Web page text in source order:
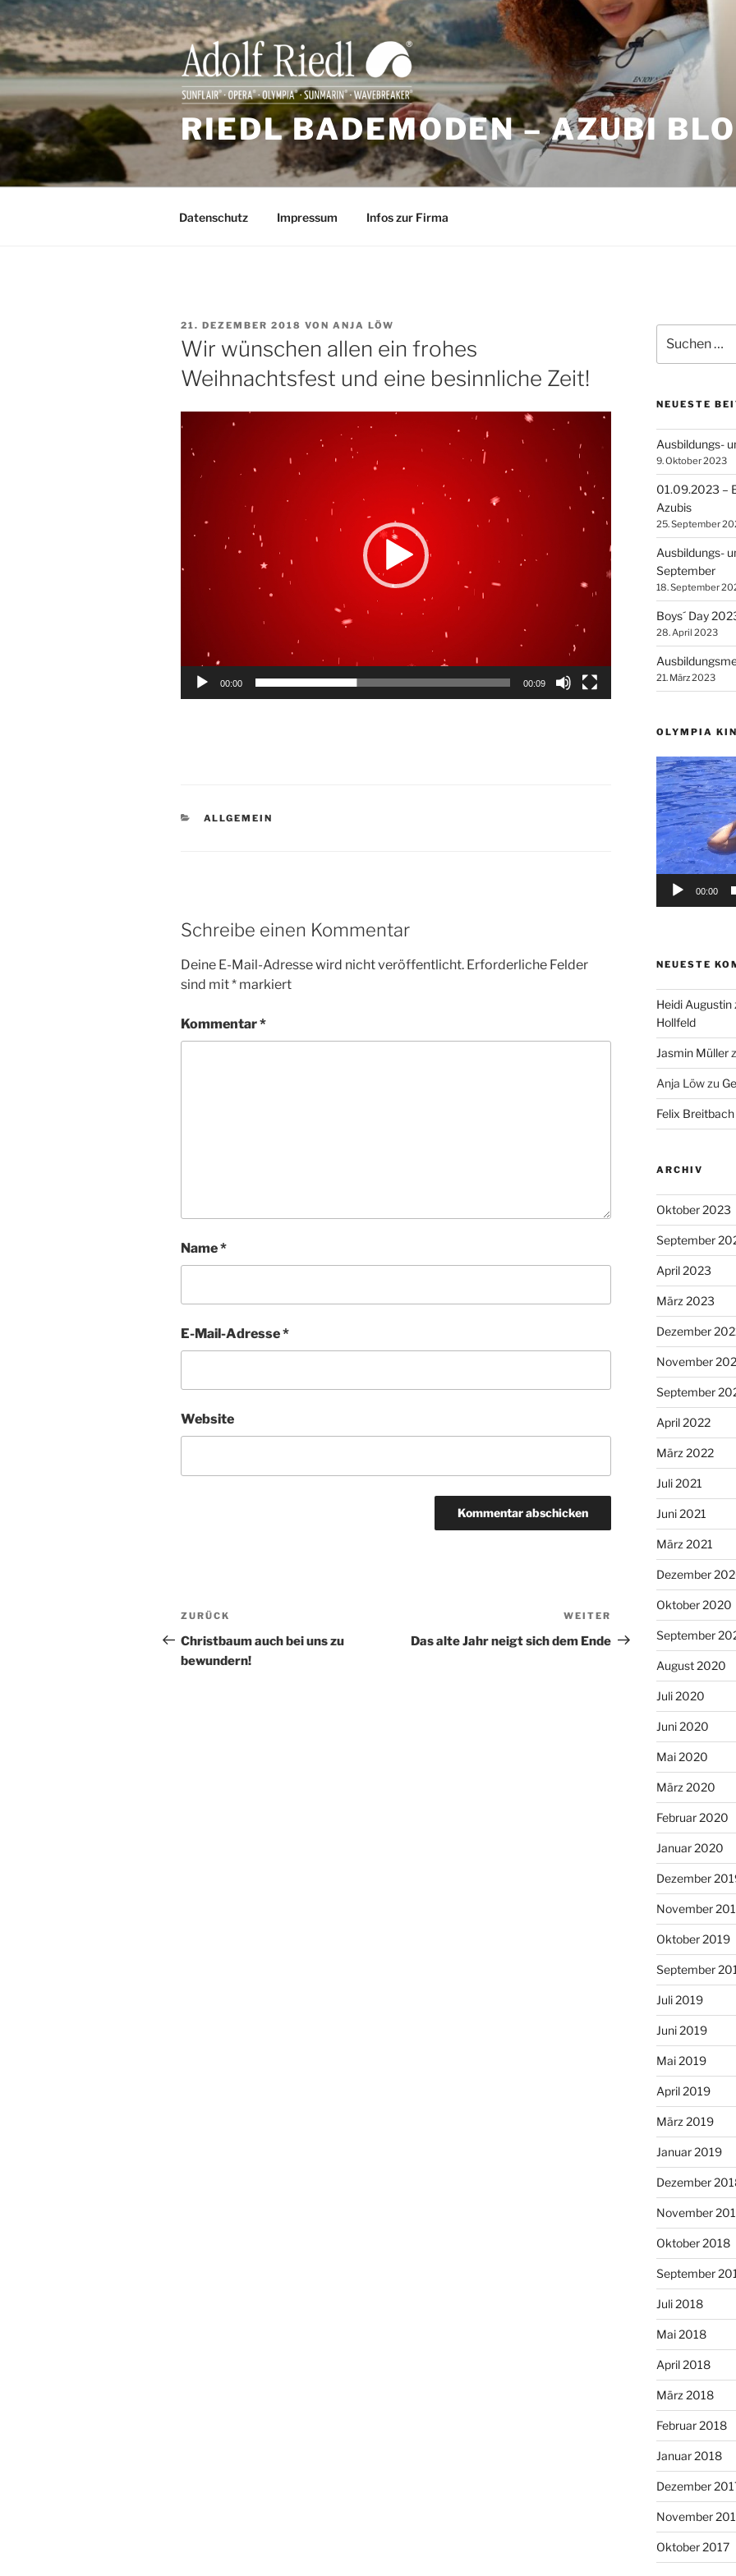
Zum
Inhalt
springen
RIEDL BADEMODEN – AZUBI
Datenschutz Impressum Infos zur Firma
VERÖFFENTLICHT
AM
21. DEZEMBER 2018 VON ANJA LÖW
Wir wünschen allen ein frohes
Weihnachtsfest und eine besinnliche Zeit!
00:00 00:09
KATEGORIEN
ALLGEMEIN
Schreibe einen Kommentar
Deine E-Mail-Adresse wird nicht veröffentlicht. Erforderliche Felder
sind mit* markiert
Kommentar*
Name*
E-Mail-Adresse*
Website
Beitragsnavigation
Vorheriger
Beitrag
ZURÜCK
Christbaum auch bei uns zu
bewundern!
Nächster
Beitrag
WEITER
Das alte Jahr neigt sich dem Ende
nach:
NEUESTE
Ausbildungs-
9. Oktober 2023
01.09.2023 –
Azubis
25. September
Ausbildungs-
September
18. September
Boys´ Day
28. April 2023
21. März 2023
OLYMPIA
Video-
Player
00:00
NEUESTE
Heidi Augustin
Hollfeld
Jasmin Müller
Anja Löwzu
Felix Breitbach
ARCHIV
Oktober 2023
September
April 2023
März 2023
Dezember
November
September
April 2022
März 2022
Juli 2021
Juni 2021
März 2021
Dezember
Oktober 2020
September
August 2020
Juli 2020
Juni 2020
Mai 2020
März 2020
Februar 2020
Januar 2020
Dezember
November
Oktober 2019
September
Juli 2019
Juni 2019
Mai 2019
April 2019
März 2019
Januar 2019
Dezember
November
Oktober 2018
September
Juli 2018
Mai 2018
April 2018
März 2018
Februar 2018
Januar 2018
Dezember
November
Oktober 2017